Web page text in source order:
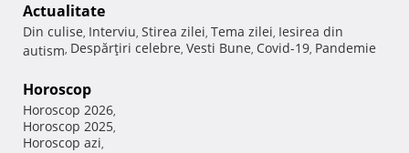
Actualitate
Din culise, Interviu, Stirea zilei, Tema zilei, Iesirea din
autism, Despărţiri celebre, Vesti Bune, Covid-19, Pandemie
Horoscop
Horoscop 2026,
Horoscop 2025,
Horoscop azi,